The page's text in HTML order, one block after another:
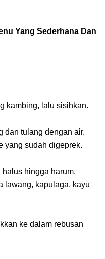
Yang Sederhana Dan
kambing, lalu sisihkan.
dan tulang dengan air.
yang sudah digeprek.
hingga harum.
lawang, kapulaga, kayu
ke dalam rebusan